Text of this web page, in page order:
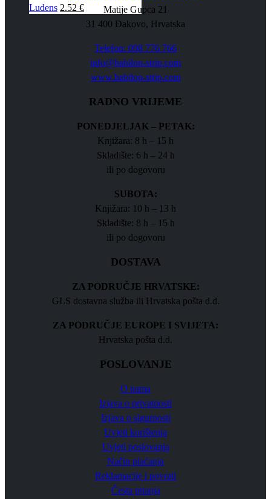
Ludens 2.52 €
Matije Gupca 21
31 400 Đakovo, Hrvatska
Telefon: 098 776 766
info@babilon-strip.com
www.babilon-strip.com
RADNO VRIJEME
PONEDJELJAK – PETAK:
Knjižara: 8 h – 15 h
Skladište: 6 h – 24 h
ili po dogovoru
SUBOTA:
Knjižara: 10 h – 13 h
Skladište: 8 h – 15 h
ili po dogovoru
DOSTAVA
ZA PODRUČJE HRVATSKE:
GLS dostavna služba ili Hrvatska pošta d.d.
ZA PODRUČJE EUROPE I SVIJETA:
Hrvatska pošta d.d.
POSLOVANJE
O nama
Izjava o privatnosti
Izjava o sigurnosti
Uvjeti korištenja
Uvjeti poslovanja
Način plaćanja
Reklamacije i povrati
Česta pitanja